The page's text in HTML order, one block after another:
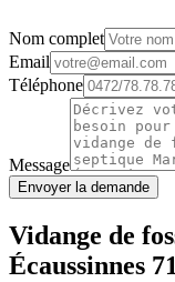
Nom complet
Email
Téléphone
Message
Envoyer la demande
Vidange de
Écaussinnes